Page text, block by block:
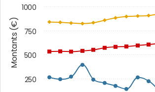
Montants (€)
250
500
750
1000